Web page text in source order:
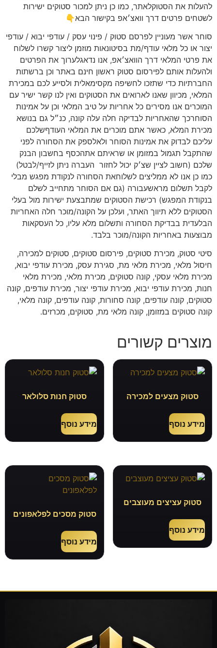
להעלות את הסטוקלאתר, כמו כן ניתן למכור סטוקים ישירות
לשטחים פרטים דרך וואצ׳אפ בקישור הבא👇
סוחר אשר מעוניין לפרסם סטוק / פינוי עסק / עודפי יבוא / עודפי
יצור או כל מלאי עודף/מת בסיטונאות מוזמן ליצור קשרו לשלוח
את פרטי המלאי דרך הוואצ׳אפ, אנו נדאגלערוך את הפרטים
ולהעלות אותם לפירסום סטוק ראשון חינם באתר וכן ברשתות
החברתיות כדי שתזכו לחשיפה מקסימאלית ולסייע לכם במכירת
המלאי, מכיוון שאנו לארואים את הסטוקים ואין לנו קשר ישיר עם
המוכרים אנו מסירים כל אחריות על טיב המלאי וכן על אמינות
הסוחרכך שהאחריות לבדיקה חלה עלה קונה, כנ״ל גם בנושא
מכירת המלא, כאשר אתם מוכרים את המלאי העודףשלכם
עליכם לבדוק את אמינות הסוחר ולאלספק את הסחורה לפני
שהתקבל תגמול במזומן או שראיתם אתהכסף בחשבון הבנק
שלכם (חשוב לציין שצ׳ק יכול לחזור העברה ניתן לזייף/לבטל)
כמו כן אנו לא ממליצים לשלוחאת הסחורה לנקודת מפגש מבלי
לקבל תשלום מראשעבורה (גם אם הסוחר מתחייב לשלם
בנקודת המפגש) רכישת הסטוקים שמתבצעת ישירות מול בעלי
הסטוקים ללא תיווך האתר, ועלכן על הקונה/מוכר חלה האחריות
הבלעדית בבדיקת הסחורה ותשלום מלא עליו, כל העסקאות
מבוצעות באחריות הקונה/מוכר בלבד.
סיטי סטוק, מכירת סטוקים, פירסום סטוקים, סטוקים למכירה,
חיסול מלאי, מכירת מלאי מת, סגירת עסק, מכירת עודפי יבוא,
מכירת מלאי עסקי, קונה סטוקים, מכירת מלאי, מכירת מלאי
חנות, מכירת עודפי יבוא, מכירת עודפי יצור, מכירת עודפים, קונה
סטוקים, קונה עודפים, קונה סחורות, קונה עודפים, קונה מלאי,
קונה סטוקים במזומן, קונה מלאי מת, סטוקים, מכרזים.
מוצרים קשורים
סטוק מצעים למכירה
מידע נוסף
סטוק חנות סלולאר
מידע נוסף
סטוק עציצים מעוצבים
מידע נוסף
סטוק מסכים לפלאפונים
מידע נוסף